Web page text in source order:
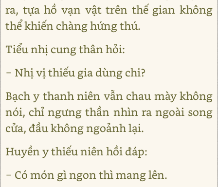
ra, tựa hồ vạn vật trên thế gian không
thể khiến chàng hứng thú.
Tiểu nhị cung thân hỏi:
− Nhị vị thiếu gia dùng chi?
Bạch y thanh niên vẫn chau mày không
nói, chỉ ngưng thần nhìn ra ngoài song
cửa, đầu không ngoảnh lại.
Huyền y thiếu niên hồi đáp:
− Có món gì ngon thì mang lên.